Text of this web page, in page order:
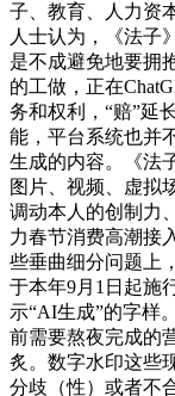
子、教育、人力资
人士认为，《法子
是不成避免地要拥
的工做，正在
务和权利，“赔”延
能，平台系统也并
生成的内容。《法
图片、视频、虚拟
调动本人的创制力
力春节消费高潮接
些垂曲细分问题上
于本年9月1日起施
示“AI生成”的字样
前需要熬夜完成的
炙。数字水印这些
分歧（性）或者不